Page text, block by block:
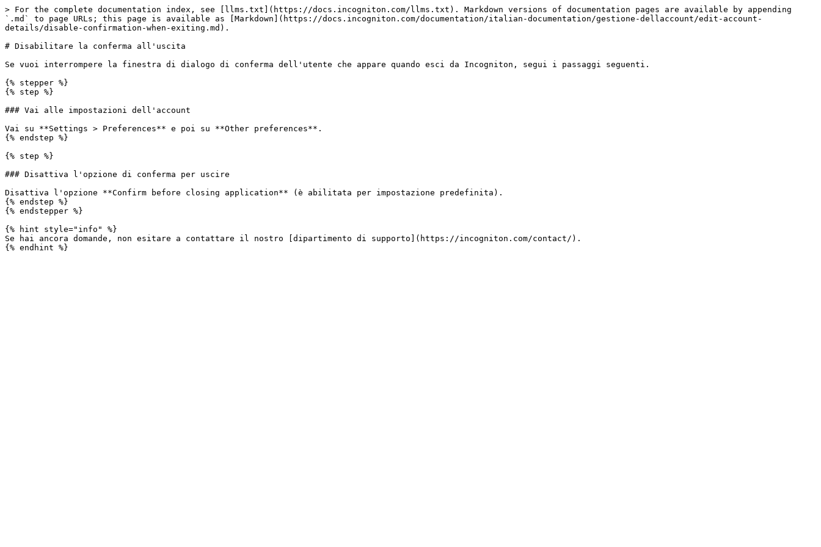
> For the complete documentation index, see [llms.txt](https://docs.incogniton.com/llms.txt). Markdown versions of documentation pages are available by appending
`.md` to page URLs; this page is available as [Markdown](https://docs.incogniton.com/documentation/italian-documentation/gestione-dellaccount/edit-account-
details/disable-confirmation-when-exiting.md).
# Disabilitare la conferma all'uscita
Se vuoi interrompere la finestra di dialogo di conferma dell'utente che appare quando esci da Incogniton, segui i passaggi seguenti.
{% stepper %}
{% step %}
### Vai alle impostazioni dell'account
Vai su **Settings > Preferences** e poi su **Other preferences**.
{% endstep %}
{% step %}
### Disattiva l'opzione di conferma per uscire
Disattiva l'opzione **Confirm before closing application** (è abilitata per impostazione predefinita).
{% endstep %}
{% endstepper %}
{% hint style="info" %}
Se hai ancora domande, non esitare a contattare il nostro [dipartimento di supporto](https://incogniton.com/contact/).